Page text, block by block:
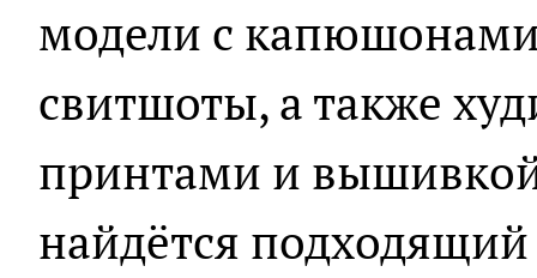
модели с
свитшоты, а также
принтами и
найдётся